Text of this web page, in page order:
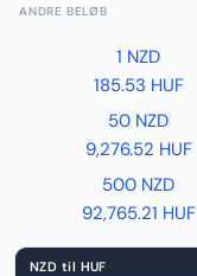
ANDRE BELØB
1 NZD
185.53 HUF
50 NZD
9,276.52 HUF
500 NZD
92,765.21 HUF
NZD til HUF